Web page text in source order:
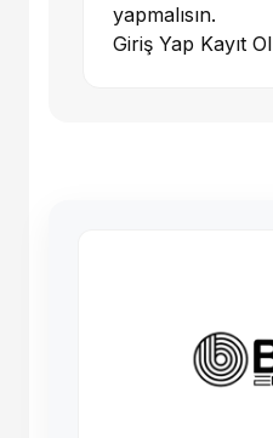
yapmalısın.
Giriş Yap Kayıt Ol